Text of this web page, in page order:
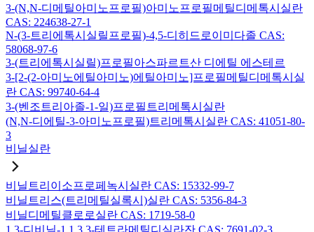
3-(N,N-디메틸아미노프로필)아미노프로필메틸디메톡시실란
CAS: 224638-27-1
N-(3-트리에톡시실릴프로필)-4,5-디히드로이미다졸 CAS:
58068-97-6
3-(트리에톡시실릴)프로필아스파르트산 디에틸 에스테르
3-[2-(2-아미노에틸아미노)에틸아미노]프로필메틸디메톡시실
란 CAS: 99740-64-4
3-(벤조트리아졸-1-일)프로필트리메톡시실란
(N,N-디에틸-3-아미노프로필)트리메톡시실란 CAS: 41051-80-
3
비닐실란
비닐트리이소프로페녹시실란 CAS: 15332-99-7
비닐트리스(트리메틸실록시)실란 CAS: 5356-84-3
비닐디메틸클로로실란 CAS: 1719-58-0
1,3-디비닐-1,1,3,3-테트라메틸디실라잔 CAS: 7691-02-3